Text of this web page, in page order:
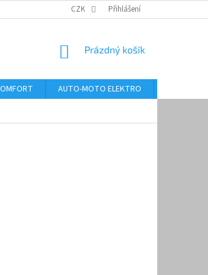
ODSTOUPENÍ OD KUPNÍ SMLOUVY
CZK Přihlášení
NÁKUPNÍ
Prázdný košík
AUTO-MOTO ELEKTRO